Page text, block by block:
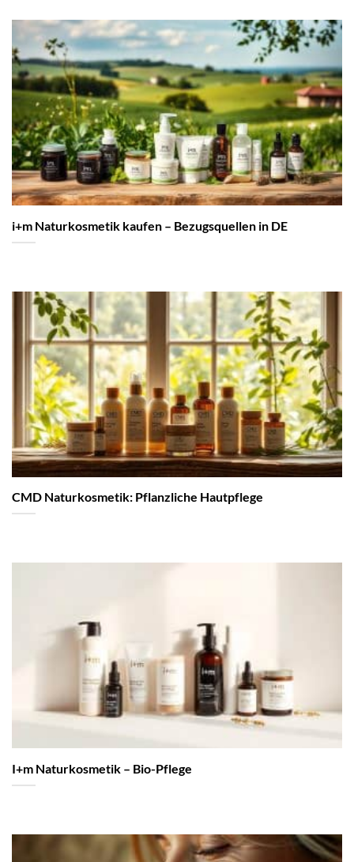
i+m Naturkosmetik kaufen – Bezugsquellen in DE
CMD Naturkosmetik: Pflanzliche Hautpflege
I+m Naturkosmetik – Bio-Pflege